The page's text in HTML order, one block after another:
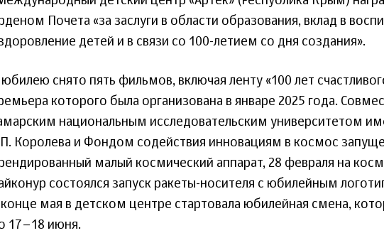
Почета «за заслуги в области образования, вклад в
детей и в связи со 100-летием со дня создания».
юбилею снято пять фильмов, включая ленту «100 лет
которого была организована в январе 2025 года.
национальным исследовательским университетом
Королева и Фондом содействия инновациям в космос
малый космический аппарат, 28 февраля на
состоялся запуск ракеты-носителя с юбилейным
конце мая в детском центре стартовала юбилейная смена,
17–18 июня.